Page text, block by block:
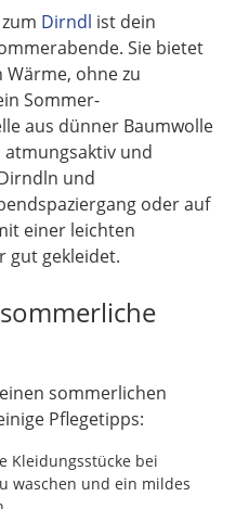
zum Dirndl ist dein
Sie bietet
ohne zu
Sommer-
aus dünner Baumwolle
und
und
oder auf
einer leichten
gut gekleidet.
sommerlichen
Pflegetipps:
Kleidungsstücke bei
waschen und ein mildes